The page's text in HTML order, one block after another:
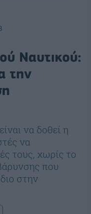
Ναυτικού:
την
να δοθεί η
να
τους, χωρίς το
που
στην